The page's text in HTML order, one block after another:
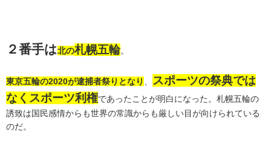
２番手は北の札幌五輪。
東京五輪の2020が逮捕者祭りとなり 、 スポーツの祭典では
なくスポーツ利権であったことが明白になった。札幌五輪の
誘致は国民感情からも世界の常識からも厳しい目が向けられている
のだ。